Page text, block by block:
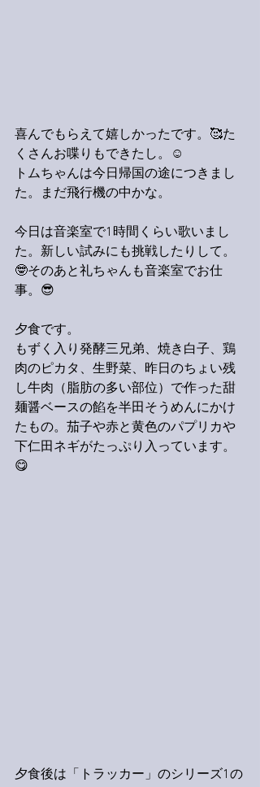
喜んでもらえて嬉しかったです。🥰た
くさんお喋りもできたし。☺️
トムちゃんは今日帰国の途につきまし
た。まだ飛行機の中かな。
今日は音楽室で1時間くらい歌いまし
た。新しい試みにも挑戦したりして。
🤓そのあと礼ちゃんも音楽室でお仕
事。😎
夕食です。
もずく入り発酵三兄弟、焼き白子、鶏
肉のピカタ、生野菜、昨日のちょい残
し牛肉（脂肪の多い部位）で作った甜
麺醤ベースの餡を半田そうめんにかけ
たもの。茄子や赤と黄色のパプリカや
下仁田ネギがたっぷり入っています。
😋
夕食後は「トラッカー」のシリーズ1の